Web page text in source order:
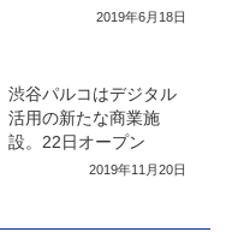
2019年6月18日
渋谷パルコはデジタル
活用の新たな商業施
設。22日オープン
2019年11月20日